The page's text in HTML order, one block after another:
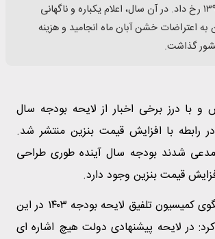
است که در آبان ۱۳۹۸ رخ داد. در آن سال، اعلام یکباره و ناگهانی
به اعتراضات خشن آبان ماه انجامید و هزینه
گذاشت.
و با درز برخی اخبار از لایحه بودجه سال
رابطه با افزایش قیمت بنزین منتشر شد.
مدعی شدند بودجه سال آینده طوری طراحی
قیمت بنزین وجود دارد.
با این حال، سخنگوی کمیسیون تلفیق لایحه بودجه ۱۴۰۳ در این
در لایحه پیشنهادی دولت هیچ اشاره ای